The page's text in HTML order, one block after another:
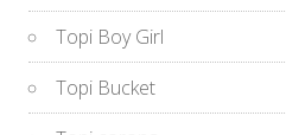
Topi Boy Girl
Topi Bucket